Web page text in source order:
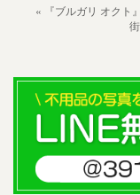
« 『ブルガリ オクト